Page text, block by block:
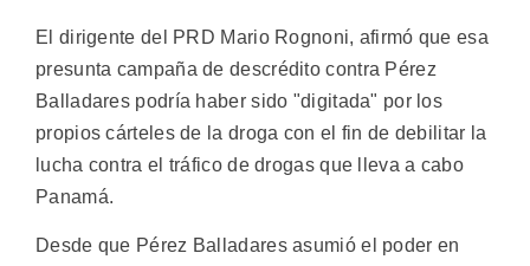
El dirigente del PRD Mario Rognoni, afirmó que esa
presunta campaña de descrédito contra Pérez
Balladares podría haber sido "digitada" por los
propios cárteles de la droga con el fin de debilitar la
lucha contra el tráfico de drogas que lleva a cabo
Panamá.
Desde que Pérez Balladares asumió el poder en